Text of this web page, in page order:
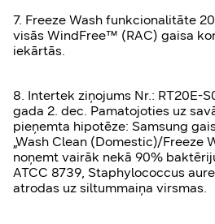
7. Freeze Wash funkcionalitāte
visās WindFree™ (RAC) gaisa
iekārtās.
8. Intertek ziņojums Nr.: RT20E-
gada 2. dec. Pamatojoties uz
pieņemta hipotēze: Samsung
„Wash Clean (Domestic)/Freeze
noņemt vairāk nekā 90%
ATCC 8739, Staphylococcus
atrodas uz siltummaiņa virsmas.